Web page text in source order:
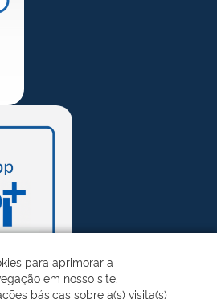
para aprimorar a
em nosso site.
básicas sobre a(s) visita(s)